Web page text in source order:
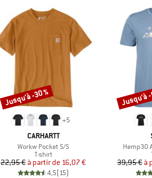
+5
MARQUE
CARHARTT
Article
Workw Pocket S/S
Product group
T-shirt
Prix
22,95 € Prix réduit
à partir de 16,07 €
4,5(15)
Remise
Jusqu'à -30 %
Article
Hemp30
39,95 € à
Remise
Jusqu'à